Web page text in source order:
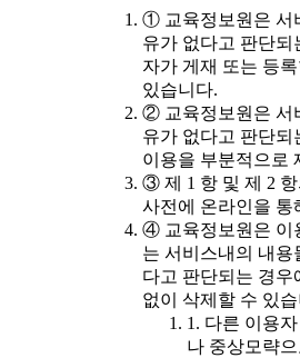
① 교육정보원은 서
유가 없다고 판단되
자가 게재 또는 등
있습니다.
② 교육정보원은 서
유가 없다고 판단되
이용을 부분적으로
③ 제 1 항 및 제 2
사전에 온라인을 통
④ 교육정보원은 이
는 서비스내의 내
다고 판단되는 경우
없이 삭제할 수 있
1. 다른 이용
나 중상모략